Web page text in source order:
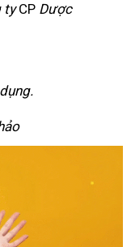
tyCP Dược